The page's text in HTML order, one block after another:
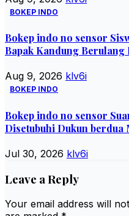
BOKEP INDO
Bokep indo no sensor
Bapak Kandung
Aug 9, 2026 klv6i
BOKEP INDO
Bokep indo no sensor
Disetubuhi Dukun berdua
Jul 30, 2026 klv6i
Leave a Reply
Your email address will